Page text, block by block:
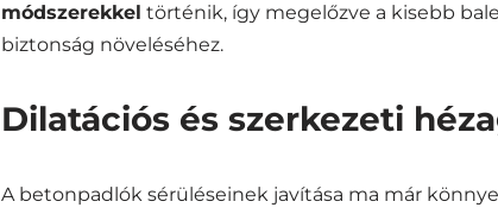
módszerekkel történik, így megelőzve a kisebb
biztonság növeléséhez.
Dilatációs és szerkezeti
A betonpadlók sérüléseinek javítása ma már